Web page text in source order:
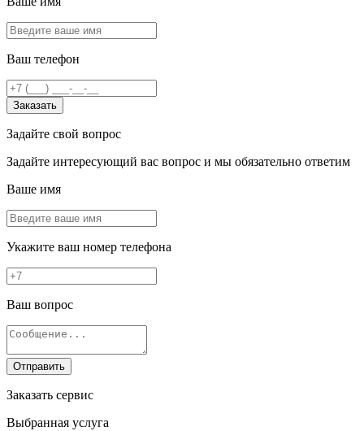
Ваш телефон
Заказать
Задайте свой вопрос
Задайте интересующий вас вопрос и мы обязательно ответим
Ваше имя
Укажите ваш номер телефона
Ваш вопрос
Отправить
Заказать сервис
Выбранная услуга